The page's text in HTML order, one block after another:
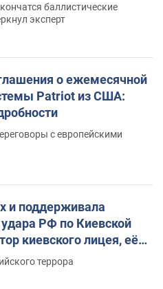
баллистические
эксперт
о ежемесячной
Patriot из США:
с европейскими
и поддерживала
удара РФ по Киевской
киевского лицея, её
террора